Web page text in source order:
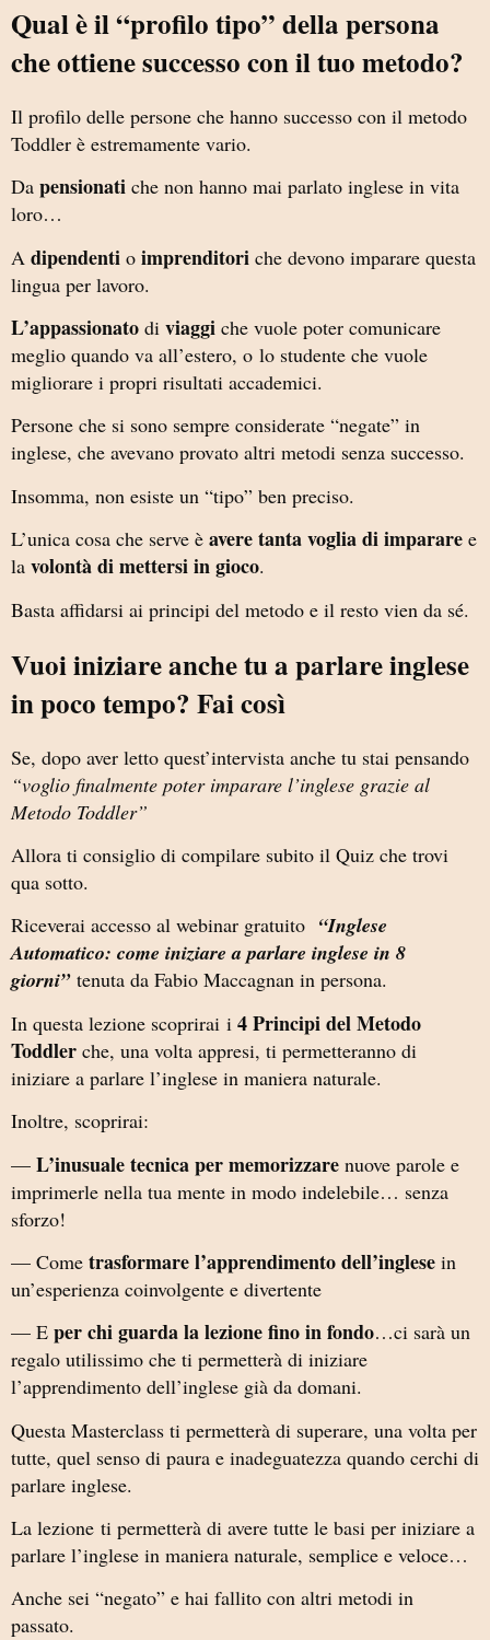
Qual è il “profilo tipo” della persona
che ottiene successo con il tuo metodo?
Il profilo delle persone che hanno successo con il metodo
Toddler è estremamente vario.
Da pensionati che non hanno mai parlato inglese in vita
loro…
A dipendenti o imprenditori che devono imparare questa
lingua per lavoro.
L’appassionato di viaggi che vuole poter comunicare
meglio quando va all’estero, o lo studente che vuole
migliorare i propri risultati accademici.
Persone che si sono sempre considerate “negate” in
inglese, che avevano provato altri metodi senza successo.
Insomma, non esiste un “tipo” ben preciso.
L’unica cosa che serve è avere tanta voglia di imparare e
la volontà di mettersi in gioco.
Basta affidarsi ai principi del metodo e il resto vien da sé.
Vuoi iniziare anche tu a parlare inglese
in poco tempo? Fai così
Se, dopo aver letto quest’intervista anche tu stai pensando
“voglio finalmente poter imparare l’inglese grazie al
Metodo Toddler”
Allora ti consiglio di compilare subito il Quiz che trovi
qua sotto.
Riceverai accesso al webinar gratuito “Inglese
Automatico: come iniziare a parlare inglese in 8
giorni” tenuta da Fabio Maccagnan in persona.
In questa lezione scoprirai i 4 Principi del Metodo
Toddler che, una volta appresi, ti permetteranno di
iniziare a parlare l’inglese in maniera naturale.
Inoltre, scoprirai:
— L’inusuale tecnica per memorizzare nuove parole e
imprimerle nella tua mente in modo indelebile… senza
sforzo!
— Come trasformare l’apprendimento dell’inglese in
un’esperienza coinvolgente e divertente
— E per chi guarda la lezione fino in fondo…ci sarà un
regalo utilissimo che ti permetterà di iniziare
l’apprendimento dell’inglese già da domani.
Questa Masterclass ti permetterà di superare, una volta per
tutte, quel senso di paura e inadeguatezza quando cerchi di
parlare inglese.
La lezione ti permetterà di avere tutte le basi per iniziare a
parlare l’inglese in maniera naturale, semplice e veloce…
Anche sei “negato” e hai fallito con altri metodi in
passato.